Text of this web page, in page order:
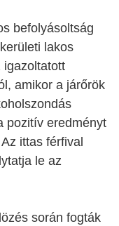
befolyásoltság
lakos
igazoltatott
amikor a járőrök
pozitív eredményt
ittas férfival
le az
során fogták